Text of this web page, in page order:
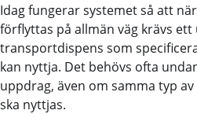
Idag fungerar systemet så att
förflyttas på allmän väg krävs ett
transportdispens som
kan nyttja. Det behövs ofta
uppdrag, även om samma typ
ska nyttjas.